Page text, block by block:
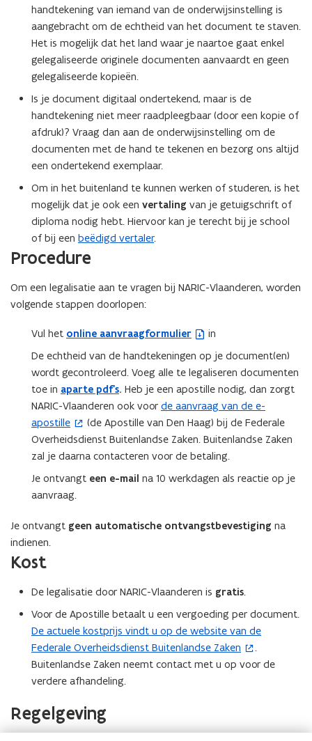
handtekening van iemand van de onderwijsinstelling is
aangebracht om de echtheid van het document te staven.
Het is mogelijk dat het land waar je naartoe gaat enkel
gelegaliseerde originele documenten aanvaardt en geen
gelegaliseerde kopieën.
Is je document digitaal ondertekend, maar is de
handtekening niet meer raadpleegbaar (door een kopie of
afdruk)? Vraag dan aan de onderwijsinstelling om de
documenten met de hand te tekenen en bezorg ons altijd
een ondertekend exemplaar.
Om in het buitenland te kunnen werken of studeren, is het
mogelijk dat je ook een vertaling van je getuigschrift of
diploma nodig hebt. Hiervoor kan je terecht bij je school
of bij een beëdigd vertaler.
Procedure
Om een legalisatie aan te vragen bij NARIC-Vlaanderen, worden
volgende stappen doorlopen:
Vul het online aanvraagformulier
(
b
e
s
t
a
n
d
p
e
t
n
e
u
w
v
e
s
t
in
De echtheid van de handtekeningen op je document(en)
wordt gecontroleerd. Voeg alle te legaliseren documenten
toe in aparte pdf’s. Heb je een apostille nodig, dan zorgt
NARIC-Vlaanderen ook voor de aanvraag van de e-
apostille
(
o
p
e
n
n
u
e
n
(de Apostille van Den Haag) bij de Federale
Overheidsdienst Buitenlandse Zaken. Buitenlandse Zaken
zal je daarna contacteren voor de betaling.
Je ontvangt een e-mail na 10 werkdagen als reactie op je
aanvraag.
Je ontvangt geen automatische ontvangstbevestiging na
indienen.
Kost
De legalisatie door NARIC-Vlaanderen is gratis.
Voor de Apostille betaalt u een vergoeding per document.
De actuele kostprijs vindt u op de website van de
Federale Overheidsdienst Buitenlandse Zaken
(
o
p
e
t
i
.
Buitenlandse Zaken neemt contact met u op voor de
verdere afhandeling.
Regelgeving